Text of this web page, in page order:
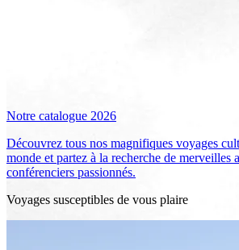
Notre catalogue 2026
Découvrez tous nos magnifiques voyages
monde et partez à la recherche de merveilles
conférenciers passionnés.
Voyages susceptibles de vous plaire